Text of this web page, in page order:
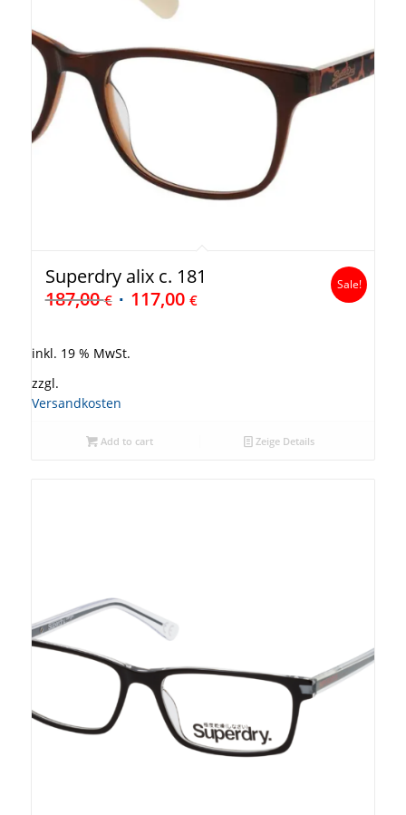
Superdry alix c. 181
187,00€ 117,00 €
Sale!
inkl. 19 % MwSt.
zzgl.
Versandkosten
Add to cart Zeige Details